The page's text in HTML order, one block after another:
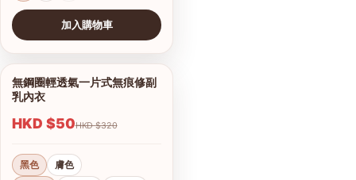
加入購物車
1/10
查看圖片
無鋼圈輕透氣一片式無痕修副
乳內衣
HKD $50 HKD $320
黑色
膚色